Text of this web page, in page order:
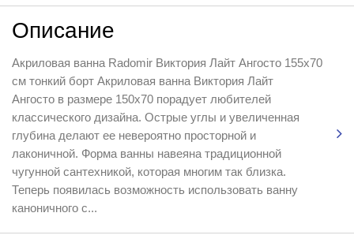
Описание
Акриловая ванна Radomir Виктория Лайт Ангосто 155x70
см тонкий борт Акриловая ванна Виктория Лайт
Ангосто в размере 150х70 порадует любителей
классического дизайна. Острые углы и увеличенная
глубина делают ее невероятно просторной и
лаконичной. Форма ванны навеяна традиционной
чугунной сантехникой, которая многим так близка.
Теперь появилась возможность использовать ванну
каноничного с...